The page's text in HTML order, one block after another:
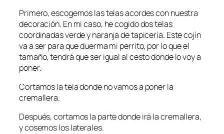
Primero, escogemos las telas acordes con nuestra
decoración. En mi caso, he cogido dos telas
coordinadas verde y naranja de tapicería. Este cojín
va a ser para que duerma mi perrito, por lo que el
tamaño, tendrá que ser igual al cesto donde lo voy a
poner.
Cortamos la tela donde no vamos a poner la
cremallera.
Después, cortamos la parte donde irá la cremallera,
y cosemos los laterales.